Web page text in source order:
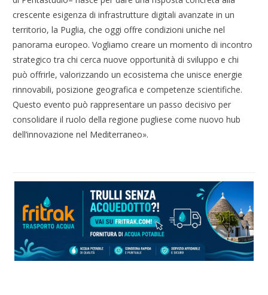
crescente esigenza di infrastrutture digitali avanzate in un
territorio, la Puglia, che oggi offre condizioni uniche nel
panorama europeo. Vogliamo creare un momento di incontro
strategico tra chi cerca nuove opportunità di sviluppo e chi
può offrirle, valorizzando un ecosistema che unisce energie
rinnovabili, posizione geografica e competenze scientifiche.
Questo evento può rappresentare un passo decisivo per
consolidare il ruolo della regione pugliese come nuovo hub
dell’innovazione nel Mediterraneo».